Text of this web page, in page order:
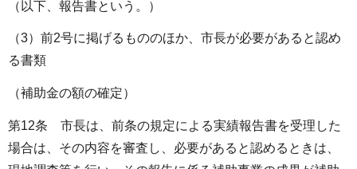
（以下、報告書という。）
（3）前2号に掲げるもののほか、市長が必要があると認め
る書類
（補助金の額の確定）
第12条 市長は、前条の規定による実績報告書を受理した
場合は、その内容を審査し、必要があると認めるときは、